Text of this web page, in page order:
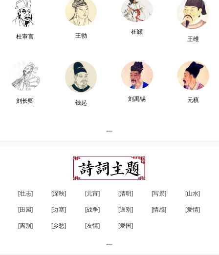
杜审言 王勃
崔颢
王维
刘长卿 钱起
刘禹锡 元稹
...
[壮志] [深秋] [元宵] [清明] [写景] [山水]
[田园] [边塞] [战争] [送别] [情感] [爱情]
[离别] [乡愁] [友情] [爱国]
...